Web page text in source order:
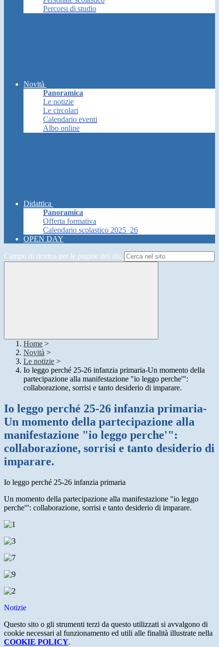
Percorsi di studio
Novità
Panoramica
Le notizie
Le circolari
Calendario eventi
Albo online
Didattica
Panoramica
Offerta formativa
Calendario scolastico 2025_26
OPEN DAY
Campo di ricerca per le pagine del sito
Home >
Novità >
Le notizie >
Io leggo perché 25-26 infanzia primaria-Un momento della
partecipazione alla manifestazione "io leggo perche'":
collaborazione, sorrisi e tanto desiderio di imparare.
Io leggo perché 25-26 infanzia primaria-
Un momento della partecipazione alla
manifestazione "io leggo perche'":
collaborazione, sorrisi e tanto desiderio di
imparare.
Io leggo perché 25-26 infanzia primaria
Un momento della partecipazione alla manifestazione "io leggo
perche'": collaborazione, sorrisi e tanto desiderio di imparare.
Notizie
Questo sito o gli strumenti terzi da questo utilizzati si avvalgono di
cookie necessari al funzionamento ed utili alle finalità illustrate nella
COOKIE POLICY.